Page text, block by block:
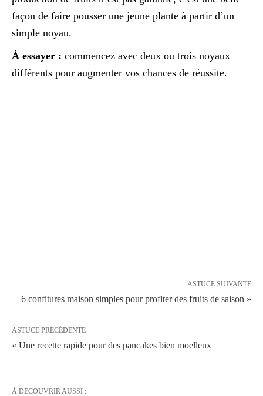
façon de faire pousser une jeune plante à partir d’un
simple noyau.
À essayer : commencez avec deux ou trois noyaux
différents pour augmenter vos chances de réussite.
ASTUCE SUIVANTE
6 confitures maison simples pour profiter des fruits de saison »
ASTUCE PRÉCÉDENTE
« Une recette rapide pour des pancakes bien moelleux
À DÉCOUVRIR AUSSI :